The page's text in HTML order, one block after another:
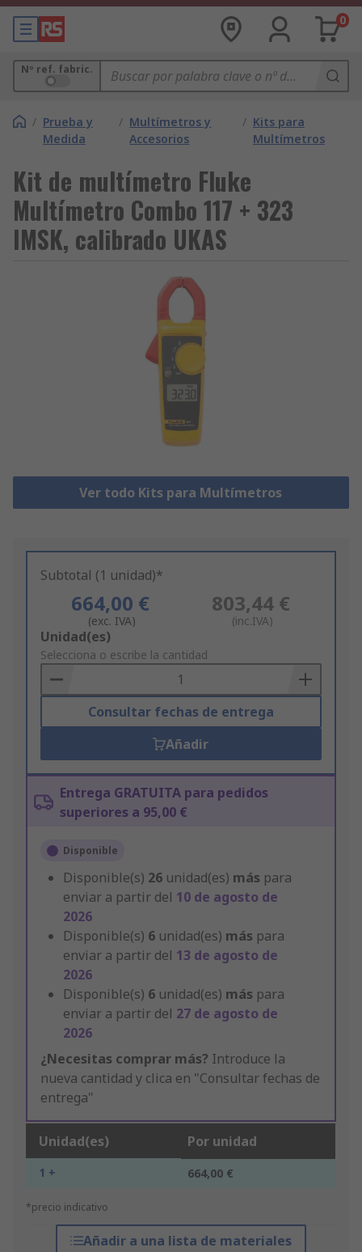
0
Nº ref. fabric.
/ Prueba y
Medida
/ Multímetros y
Accesorios
/ Kits para
Multímetros
Kit de multímetro Fluke
Multímetro Combo 117 + 323
IMSK, calibrado UKAS
Ver todo Kits para Multímetros
Subtotal (1 unidad)*
664,00 €
(exc. IVA)
803,44 €
(inc.IVA)
Add
to
Basket
Unidad(es)
Selecciona o escribe la cantidad
Consultar fechas de entrega
Añadir
Entrega GRATUITA para pedidos
superiores a 95,00 €
Disponible
Disponible(s) 26 unidad(es) más para
enviar a partir del 10 de agosto de
2026
Disponible(s) 6 unidad(es) más para
enviar a partir del 13 de agosto de
2026
Disponible(s) 6 unidad(es) más para
enviar a partir del 27 de agosto de
2026
¿Necesitas comprar más? Introduce la
nueva cantidad y clica en "Consultar fechas de
entrega"
Unidad(es) Por unidad
1 + 664,00 €
*precio indicativo
Añadir a una lista de materiales